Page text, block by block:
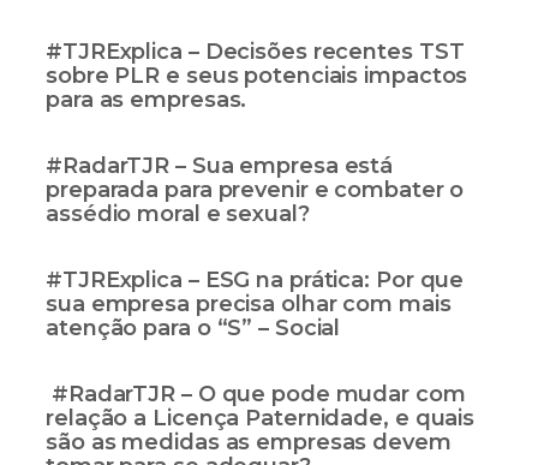
#TJRExplica – Decisões recentes TST
sobre PLR e seus potenciais impactos
para as empresas.
#RadarTJR – Sua empresa está
preparada para prevenir e combater o
assédio moral e sexual?
#TJRExplica – ESG na prática: Por que
sua empresa precisa olhar com mais
atenção para o “S” – Social
#RadarTJR – O que pode mudar com
relação a Licença Paternidade, e quais
são as medidas as empresas devem